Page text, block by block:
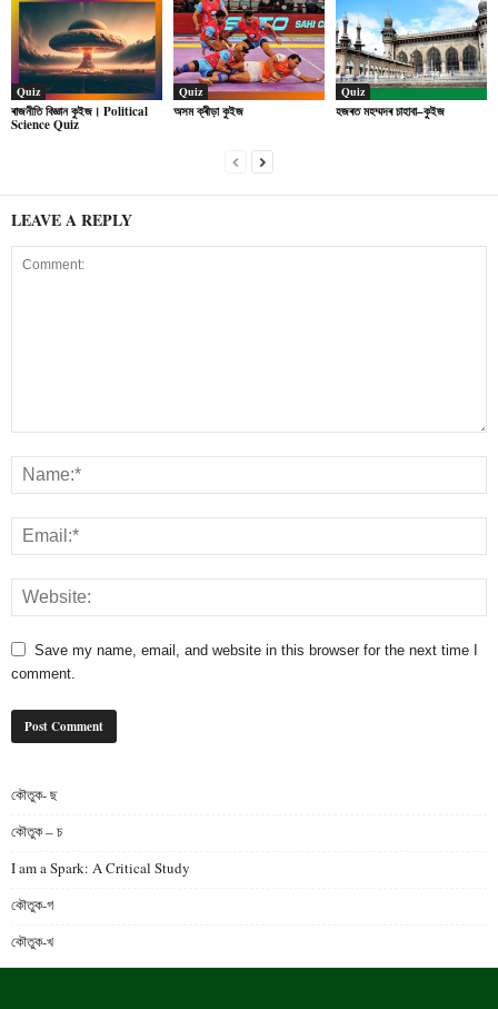
Quiz
ৰাজনীতি বিজ্ঞান কুইজ। Political
Science Quiz
Quiz
অসম ক্ৰীড়া কুইজ
Quiz
হজৰত মহম্মদৰ চাহাবা–কুইজ
LEAVE A REPLY
Save my name, email, and website in this browser for the next time I
comment.
কৌতুক- ছ
কৌতুক – চ
I am a Spark: A Critical Study
কৌতুক-গ
কৌতুক-খ